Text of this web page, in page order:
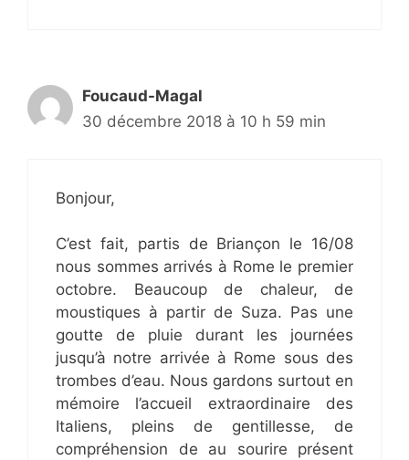
Foucaud-Magal
30 décembre 2018 à 10 h 59 min
Bonjour,
C’est fait, partis de Briançon le 16/08
nous sommes arrivés à Rome le premier
octobre. Beaucoup de chaleur, de
moustiques à partir de Suza. Pas une
goutte de pluie durant les journées
jusqu’à notre arrivée à Rome sous des
trombes d’eau. Nous gardons surtout en
mémoire l’accueil extraordinaire des
Italiens, pleins de gentillesse, de
compréhension de au sourire présent